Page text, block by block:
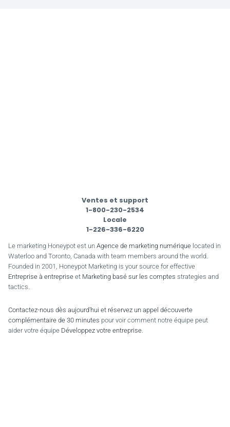
Ventes et support
1-800-230-2534
Locale
1-226-336-6220
Le marketing Honeypot est un Agence de marketing numérique located in
Waterloo and Toronto, Canada with team members around the world.
Founded in 2001, Honeypot Marketing is your source for effective
Entreprise à entreprise et Marketing basé sur les comptes strategies and
tactics.
Contactez-nous dès aujourd'hui et réservez un appel découverte
complémentaire de 30 minutes pour voir comment notre équipe peut
aider votre équipe Développez votre entreprise.